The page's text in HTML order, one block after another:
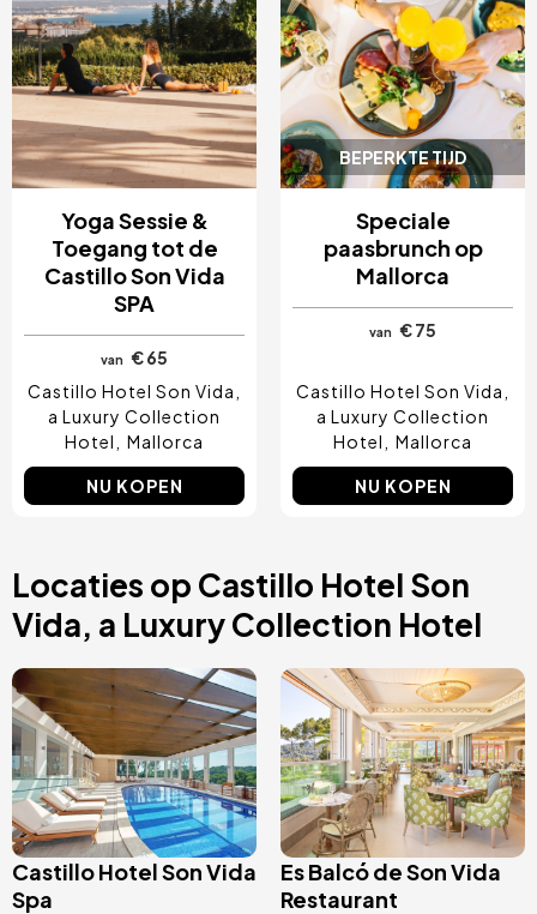
Yoga Sessie &
Toegang tot de
Castillo Son Vida
SPA
van
€ 65
Castillo Hotel Son Vida,
a Luxury Collection
Hotel
Mallorca
NU KOPEN
BEPERKTE TIJD
Speciale
paasbrunch op
Mallorca
van € 75
Castillo Hotel Son Vida,
a Luxury Collection
Hotel
Mallorca
NU KOPEN
Locaties op Castillo Hotel Son
Vida, a Luxury Collection Hotel
Afbeelding
Castillo Hotel Son Vida
Spa
Afbeelding
Es Balcó de Son Vida
Restaurant